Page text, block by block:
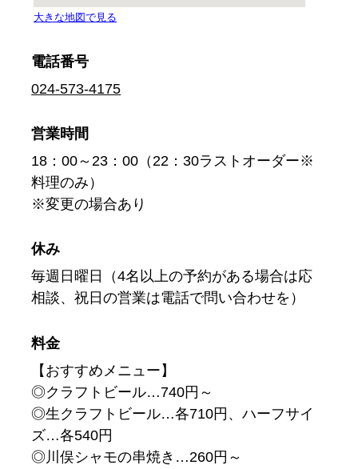
電話番号
024-573-4175
営業時間
18：00～23：00（22：30ラストオーダー※
料理のみ）
※変更の場合あり
休み
毎週日曜日（4名以上の予約がある場合は応
相談、祝日の営業は電話で問い合わせを）
料金
【おすすめメニュー】
◎クラフトビール…740円～
◎生クラフトビール…各710円、ハーフサイ
ズ…各540円
◎川俣シャモの串焼き…260円～